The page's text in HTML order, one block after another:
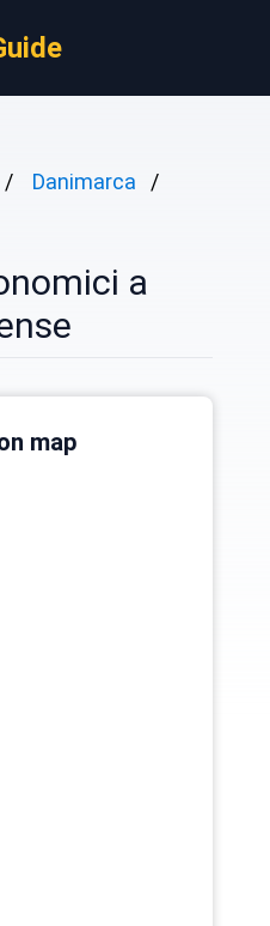
Danimarca
a
map